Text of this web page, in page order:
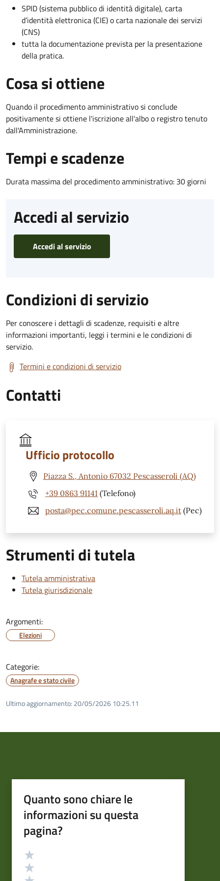
SPID (sistema pubblico di identità digitale), carta
d’identità elettronica (CIE) o carta nazionale dei servizi
(CNS)
tutta la documentazione prevista per la presentazione
della pratica.
Cosa si ottiene
Quando il procedimento amministrativo si conclude
positivamente si ottiene l'iscrizione all'albo o registro tenuto
dall'Amministrazione.
Tempi e scadenze
Durata massima del procedimento amministrativo: 30 giorni
Accedi al servizio
Accedi al servizio
Condizioni di servizio
Per conoscere i dettagli di scadenze, requisiti e altre
informazioni importanti, leggi i termini e le condizioni di
servizio.
Termini e condizioni di servizio
Contatti
Ufficio protocollo
Piazza S., Antonio 67032 Pescasseroli (AQ)
+39 0863 91141 (Telefono)
posta@pec.comune.pescasseroli.aq.it (Pec)
Strumenti di tutela
Tutela amministrativa
Tutela giurisdizionale
Argomenti:
Elezioni
Categorie:
Anagrafe e stato civile
Ultimo aggiornamento: 20/05/2026 10:25.11
Quanto sono chiare le
informazioni su questa
pagina?
Valutazione